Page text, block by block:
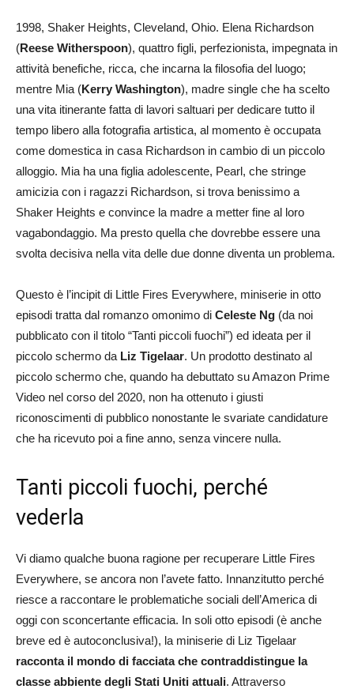
1998, Shaker Heights, Cleveland, Ohio. Elena Richardson
(Reese Witherspoon), quattro figli, perfezionista, impegnata in
attività benefiche, ricca, che incarna la filosofia del luogo;
mentre Mia (Kerry Washington), madre single che ha scelto
una vita itinerante fatta di lavori saltuari per dedicare tutto il
tempo libero alla fotografia artistica, al momento è occupata
come domestica in casa Richardson in cambio di un piccolo
alloggio. Mia ha una figlia adolescente, Pearl, che stringe
amicizia con i ragazzi Richardson, si trova benissimo a
Shaker Heights e convince la madre a metter fine al loro
vagabondaggio. Ma presto quella che dovrebbe essere una
svolta decisiva nella vita delle due donne diventa un problema.
Questo è l’incipit di Little Fires Everywhere, miniserie in otto
episodi tratta dal romanzo omonimo di Celeste Ng (da noi
pubblicato con il titolo “Tanti piccoli fuochi”) ed ideata per il
piccolo schermo da Liz Tigelaar. Un prodotto destinato al
piccolo schermo che, quando ha debuttato su Amazon Prime
Video nel corso del 2020, non ha ottenuto i giusti
riconoscimenti di pubblico nonostante le svariate candidature
che ha ricevuto poi a fine anno, senza vincere nulla.
Tanti piccoli fuochi, perché
vederla
Vi diamo qualche buona ragione per recuperare Little Fires
Everywhere, se ancora non l’avete fatto. Innanzitutto perché
riesce a raccontare le problematiche sociali dell’America di
oggi con sconcertante efficacia. In soli otto episodi (è anche
breve ed è autoconclusiva!), la miniserie di Liz Tigelaar
racconta il mondo di facciata che contraddistingue la
classe abbiente degli Stati Uniti attuali. Attraverso